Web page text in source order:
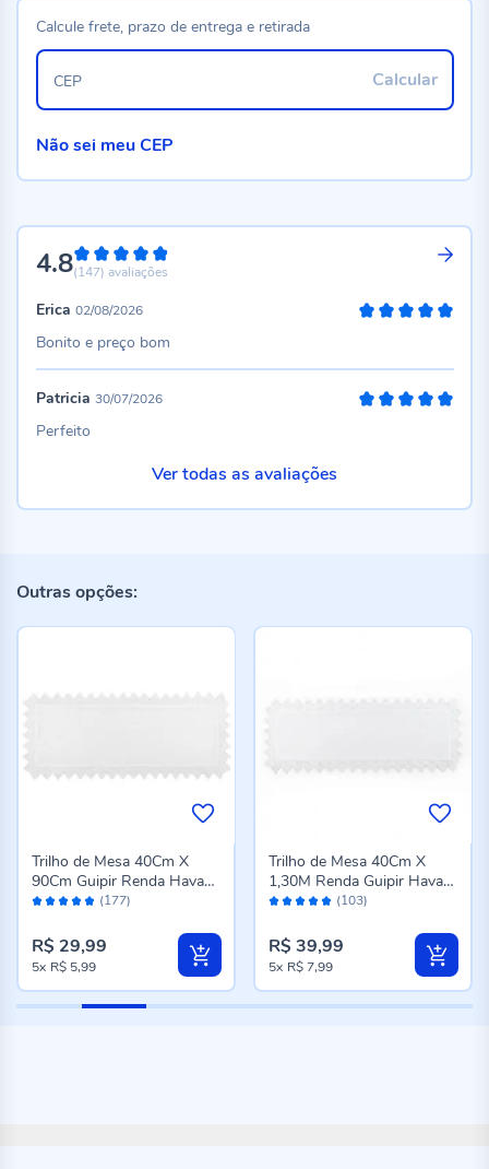
4.896%
(147) avaliações
Erica 02/08/2026
Bonito e preço bom
Patricia 30/07/2026
Perfeito
Ver todas as avaliações
Calcule frete, prazo de entrega e retirada
Calcular
CEP
Não sei meu CEP
Outras opções:
Avaliação: (177)
Trilho de Mesa 40Cm X
90Cm Guipir Renda Havan
Casa - Paris
R$ 29,99
5x R$ 5,99
Avaliação: (103)
Trilho de Mesa 40Cm X
1,30M Renda Guipir Havan
Casa - Paris
R$ 39,99
5x R$ 7,99